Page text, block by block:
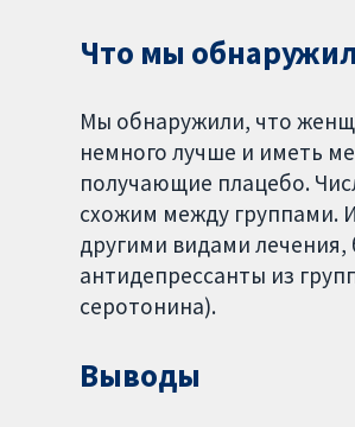
Что мы
Мы обнаружили, что
немного лучше и иметь
получающие плацебо.
схожим между группами.
другими видами
антидепрессанты из
серотонина).
Выводы